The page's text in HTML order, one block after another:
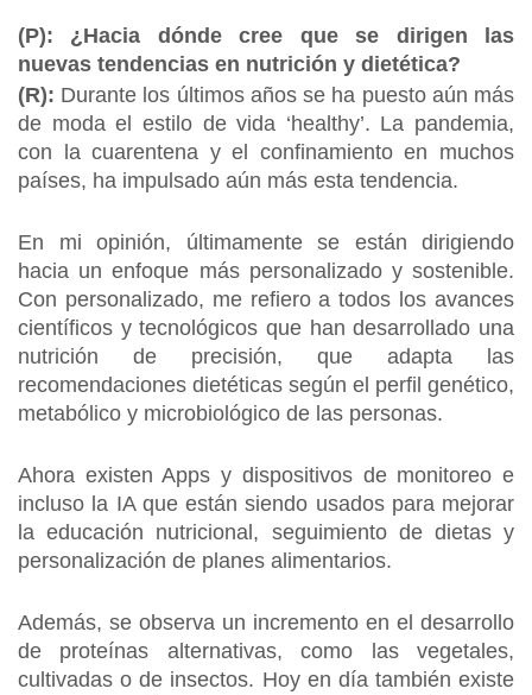
(P): ¿Hacia dónde cree que se dirigen las
nuevas tendencias en nutrición y dietética?
(R): Durante los últimos años se ha puesto aún más
de moda el estilo de vida ‘healthy’. La pandemia,
con la cuarentena y el confinamiento en muchos
países, ha impulsado aún más esta tendencia.
En mi opinión, últimamente se están dirigiendo
hacia un enfoque más personalizado y sostenible.
Con personalizado, me refiero a todos los avances
científicos y tecnológicos que han desarrollado una
nutrición de precisión, que adapta las
recomendaciones dietéticas según el perfil genético,
metabólico y microbiológico de las personas.
Ahora existen Apps y dispositivos de monitoreo e
incluso la IA que están siendo usados para mejorar
la educación nutricional, seguimiento de dietas y
personalización de planes alimentarios.
Además, se observa un incremento en el desarrollo
de proteínas alternativas, como las vegetales,
cultivadas o de insectos. Hoy en día también existe